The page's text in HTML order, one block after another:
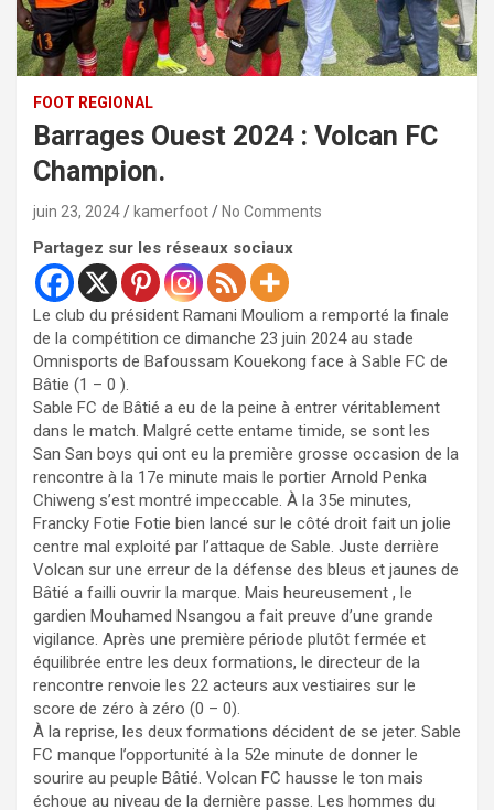
FOOT REGIONAL
Barrages Ouest 2024 : Volcan FC
Champion.
juin 23, 2024 kamerfoot No Comments
Partagez sur les réseaux sociaux
Le club du président Ramani Mouliom a remporté la finale
de la compétition ce dimanche 23 juin 2024 au stade
Omnisports de Bafoussam Kouekong face à Sable FC de
Bâtie (1 – 0 ).
Sable FC de Bâtié a eu de la peine à entrer véritablement
dans le match. Malgré cette entame timide, se sont les
San San boys qui ont eu la première grosse occasion de la
rencontre à la 17e minute mais le portier Arnold Penka
Chiweng s’est montré impeccable. À la 35e minutes,
Francky Fotie Fotie bien lancé sur le côté droit fait un jolie
centre mal exploité par l’attaque de Sable. Juste derrière
Volcan sur une erreur de la défense des bleus et jaunes de
Bâtié a failli ouvrir la marque. Mais heureusement , le
gardien Mouhamed Nsangou a fait preuve d’une grande
vigilance. Après une première période plutôt fermée et
équilibrée entre les deux formations, le directeur de la
rencontre renvoie les 22 acteurs aux vestiaires sur le
score de zéro à zéro (0 – 0).
À la reprise, les deux formations décident de se jeter. Sable
FC manque l’opportunité à la 52e minute de donner le
sourire au peuple Bâtié. Volcan FC hausse le ton mais
échoue au niveau de la dernière passe. Les hommes du